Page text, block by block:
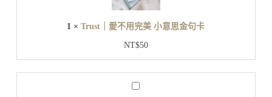
金
卡
不
用
意
1 ×Trust｜愛不用完美 小意思金句卡
NT$50
B